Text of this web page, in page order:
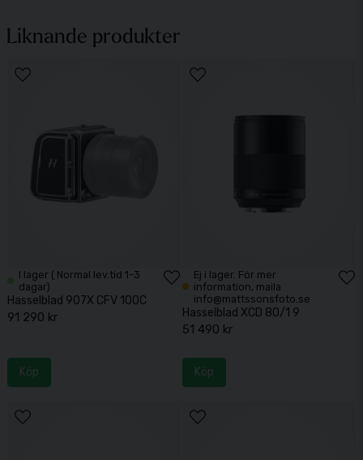
Liknande produkter
I lager ( Normal lev.tid 1-3
dagar)
Hasselblad 907X CFV 100C
91 290 kr
Köp
Ej i lager. För mer
information, maila
info@mattssonsfoto.se
Hasselblad XCD 80/1 9
51 490 kr
Köp